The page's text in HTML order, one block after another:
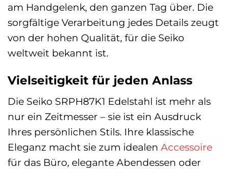
am Handgelenk, den ganzen Tag über. Die
sorgfältige Verarbeitung jedes Details zeugt
von der hohen Qualität, für die Seiko
weltweit bekannt ist.
Vielseitigkeit für jeden Anlass
Die Seiko SRPH87K1 Edelstahl ist mehr als
nur ein Zeitmesser – sie ist ein Ausdruck
Ihres persönlichen Stils. Ihre klassische
Eleganz macht sie zum idealen Accessoire
für das Büro, elegante Abendessen oder